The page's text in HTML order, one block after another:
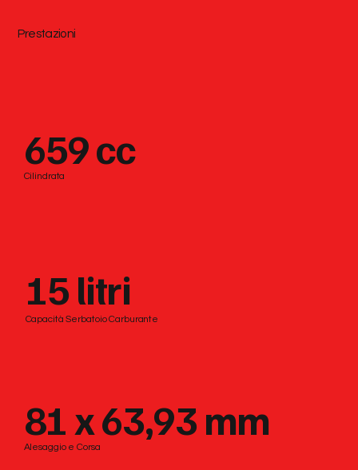
Prestazioni
659 cc
Cilindrata
15 litri
Capacità Serbatoio Carburante
81 x 63,93 mm
Alesaggio e Corsa